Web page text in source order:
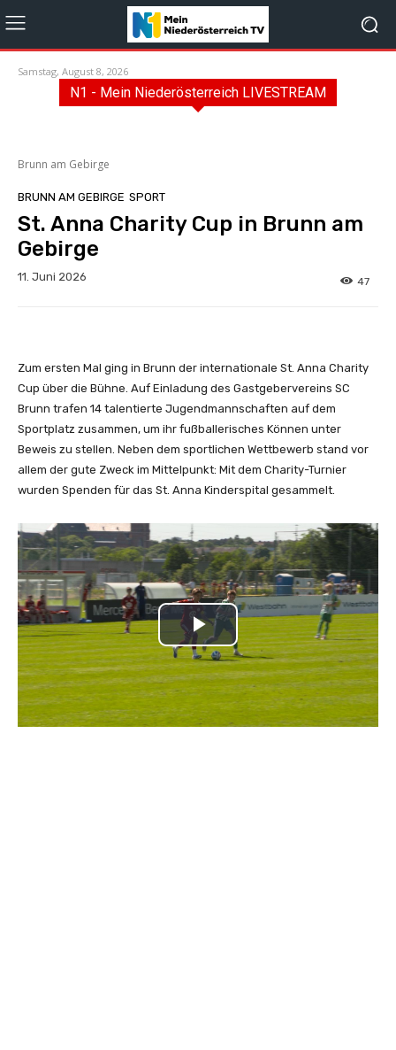
Samstag, August 8, 2026
N1 - Mein Niederösterreich LIVESTREAM
Brunn am Gebirge
BRUNN AM GEBIRGE SPORT
St. Anna Charity Cup in Brunn am
Gebirge
11. Juni 2026 47
Zum ersten Mal ging in Brunn der internationale St. Anna Charity
Cup über die Bühne. Auf Einladung des Gastgebervereins SC
Brunn trafen 14 talentierte Jugendmannschaften auf dem
Sportplatz zusammen, um ihr fußballerisches Können unter
Beweis zu stellen. Neben dem sportlichen Wettbewerb stand vor
allem der gute Zweck im Mittelpunkt: Mit dem Charity-Turnier
wurden Spenden für das St. Anna Kinderspital gesammelt.